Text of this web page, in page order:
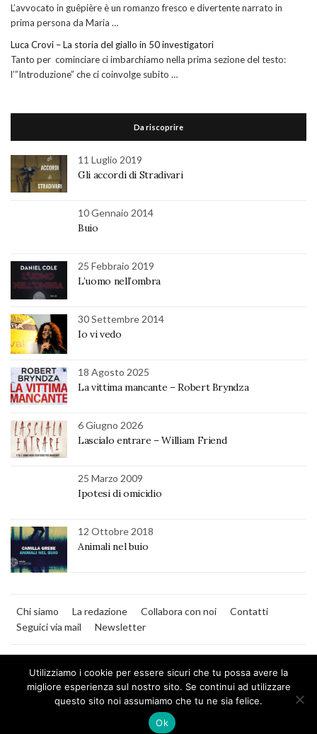
L’avvocato in guêpière è un romanzo fresco e divertente narrato in
prima persona da Maria …
Luca Crovi – La storia del giallo in 50 investigatori
Tanto per cominciare ci imbarchiamo nella prima sezione del testo:
l’”Introduzione” che ci coinvolge subito …
Da riscoprire
11 Luglio 2019
Gli accordi di Stradivari
10 Gennaio 2014
Buio
25 Febbraio 2019
L’uomo nell’ombra
30 Settembre 2014
Io vi vedo
18 Agosto 2025
La vittima mancante – Robert Bryndza
6 Giugno 2026
Lascialo entrare – William Friend
25 Marzo 2009
Ipotesi di omicidio
12 Ottobre 2018
Animali nel buio
Chi siamo La redazione Collabora con noi
Contatti
Seguici via mail
Newsletter
MilanoNera
Utilizziamo i cookie per essere sicuri che tu possa avere la
migliore esperienza sul nostro sito. Se continui ad utilizzare
questo sito noi assumiamo che tu ne sia felice.
Ok